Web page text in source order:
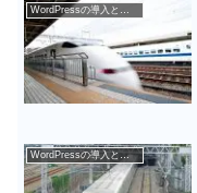
WordPressの導入と設定
WordPressの導入と設定